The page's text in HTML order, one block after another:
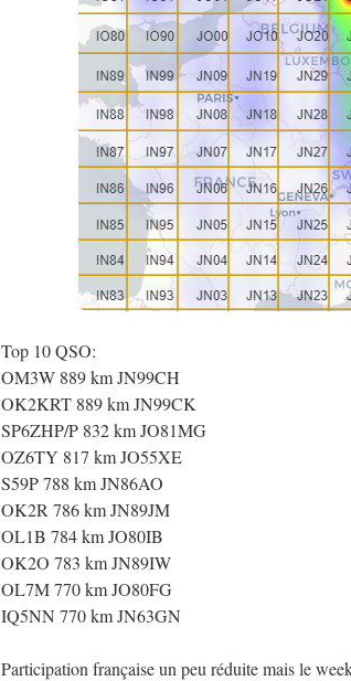
Top 10 QSO:
OM3W 889 km JN99CH
OK2KRT 889 km JN99CK
SP6ZHP/P 832 km JO81MG
OZ6TY 817 km JO55XE
S59P 788 km JN86AO
OK2R 786 km JN89JM
OL1B 784 km JO80IB
OK2O 783 km JN89IW
OL7M 770 km JO80FG
IQ5NN 770 km JN63GN
Participation française un peu réduite mais le